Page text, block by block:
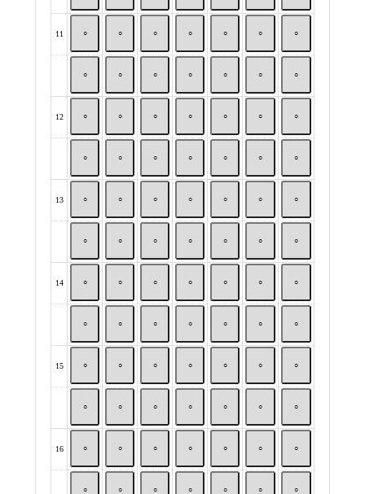
11
12
13
14
15
16
○
○
○
○
○
○
○
○
○
○
○
○
○
○
○
○
○
○
○
○
○
○
○
○
○
○
○
○
○
○
○
○
○
○
○
○
○
○
○
○
○
○
○
○
○
○
○
○
○
○
○
○
○
○
○
○
○
○
○
○
○
○
○
○
○
○
○
○
○
○
○
○
○
○
○
○
○
○
○
○
○
○
○
○